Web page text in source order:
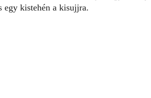
egy kistehén a kisujjra.